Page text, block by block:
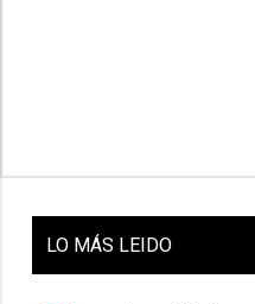
LO MÁS LEIDO